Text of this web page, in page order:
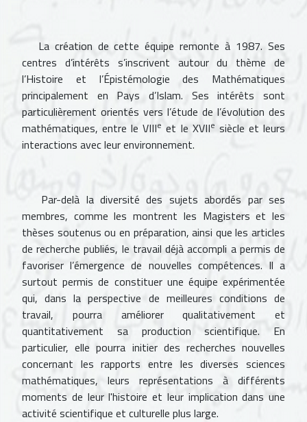
La création de cette équipe remonte à 1987. Ses
centres d’intérêts s’inscrivent autour du thème de
l’Histoire et l’Épistémologie des Mathématiques
principalement en Pays d’Islam. Ses intérêts sont
particulièrement orientés vers l’étude de l’évolution des
mathématiques, entre le VIIIe et le XVIIe siècle et leurs
interactions avec leur environnement.
Par-delà la diversité des sujets abordés par ses
membres, comme les montrent les Magisters et les
thèses soutenus ou en préparation, ainsi que les articles
de recherche publiés, le travail déjà accompli a permis de
favoriser l’émergence de nouvelles compétences. Il a
surtout permis de constituer une équipe expérimentée
qui, dans la perspective de meilleures conditions de
travail, pourra améliorer qualitativement et
quantitativement sa production scientifique. En
particulier, elle pourra initier des recherches nouvelles
concernant les rapports entre les diverses sciences
mathématiques, leurs représentations à différents
moments de leur l'histoire et leur implication dans une
activité scientifique et culturelle plus large.